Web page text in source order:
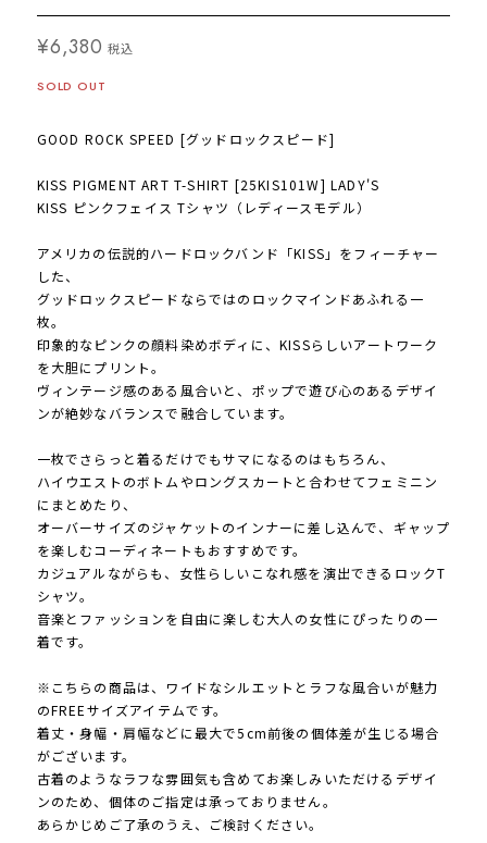
¥6,380 税込
SOLD OUT
GOOD ROCK SPEED [グッドロックスピード]
KISS PIGMENT ART T-SHIRT [25KIS101W] LADY'S
KISS ピンクフェイス Tシャツ（レディースモデル）
アメリカの伝説的ハードロックバンド「KISS」をフィーチャー
した、
グッドロックスピードならではのロックマインドあふれる一
枚。
印象的なピンクの顔料染めボディに、KISSらしいアートワーク
を大胆にプリント。
ヴィンテージ感のある風合いと、ポップで遊び心のあるデザイ
ンが絶妙なバランスで融合しています。
一枚でさらっと着るだけでもサマになるのはもちろん、
ハイウエストのボトムやロングスカートと合わせてフェミニン
にまとめたり、
オーバーサイズのジャケットのインナーに差し込んで、ギャップ
を楽しむコーディネートもおすすめです。
カジュアルながらも、女性らしいこなれ感を演出できるロックT
シャツ。
音楽とファッションを自由に楽しむ大人の女性にぴったりの一
着です。
※こちらの商品は、ワイドなシルエットとラフな風合いが魅力
のFREEサイズアイテムです。
着丈・身幅・肩幅などに最大で5cm前後の個体差が生じる場合
がございます。
古着のようなラフな雰囲気も含めてお楽しみいただけるデザイ
ンのため、個体のご指定は承っておりません。
あらかじめご了承のうえ、ご検討ください。